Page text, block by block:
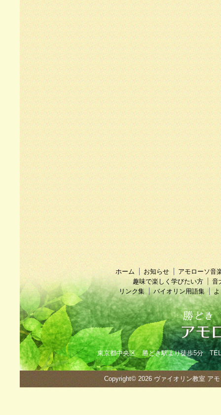
ホーム お知らせ
アモローソ音
趣味で楽しく学びたい方
音
リンク集
バイオリン用語集
東京都中央区 勝どき駅より徒歩5分
Copyright© 2026 ヴァイオリン教室 ア